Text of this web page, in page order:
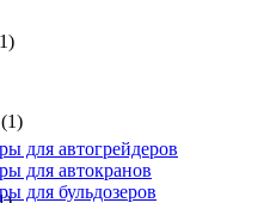
для автогрейдеров
для автокранов
для бульдозеров